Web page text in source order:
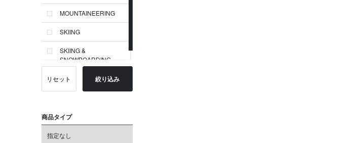
MOUNTAINEERING
SKIING
SKIING &
SNOWBOARDING
リセット 絞り込み
商品タイプ
指定なし